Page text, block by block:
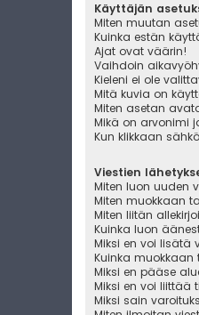
Käyttäjän
Miten muutan
Kuinka estän
Ajat ovat väärin!
Vaihdoin
Kieleni ei ole
Mitä kuvia on
Miten asetan
Mikä on arvonimi
Kun klikkaan
Viestien
Miten luon uuden
Miten muokkaan
Miten liitän
Kuinka luon
Miksi en voi lisätä
Kuinka muokkaan
Miksi en pääse
Miksi en voi liittää
Miksi sain